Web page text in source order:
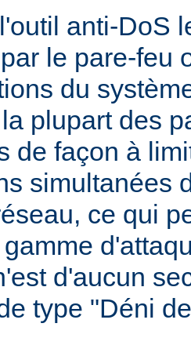
anti-DoS
le pare-feu
du
plupart des
de façon à
simultanées
ce qui
d'aucun
type "Déni